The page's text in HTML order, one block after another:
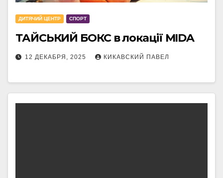
ДИТЯЧИЙ ЦЕНТР СПОРТ
ТАЙСЬКИЙ БОКС в локації MIDA
12 ДЕКАБРЯ, 2025 КИКАВСКИЙ ПАВЕЛ